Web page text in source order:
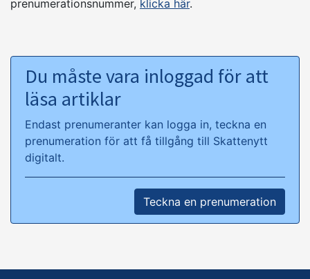
prenumerationsnummer, klicka här.
Du måste vara inloggad för att
läsa artiklar
Endast prenumeranter kan logga in, teckna en
prenumeration för att få tillgång till Skattenytt
digitalt.
Teckna en prenumeration